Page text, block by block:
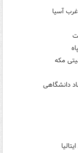
آسیا
مکه
دانشگاهی